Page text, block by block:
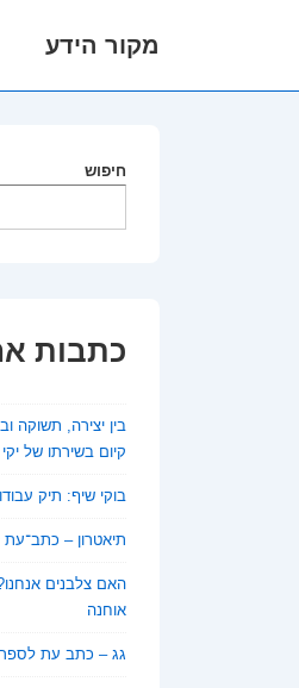
מקור הידע
חיפוש
כתבות
בין יצירה, תשוקה
קיום בשירתו של
בוקי שיף: תיק
תיאטרון – כתב־עת
האם צלבנים
אוחנה
גג – כתב עת